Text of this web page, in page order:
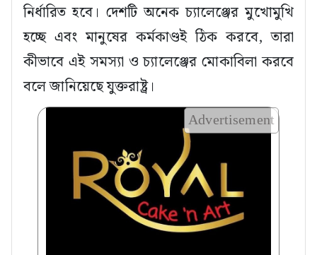
নির্ধারিত হবে। দেশটি অনেক চ্যালেঞ্জের মুখোমুখি
হচ্ছে এবং মানুষের কর্মকাণ্ডই ঠিক করবে, তারা
কীভাবে এই সমস্যা ও চ্যালেঞ্জের মোকাবিলা করবে
বলে জানিয়েছে যুক্তরাষ্ট্র।
Advertisement